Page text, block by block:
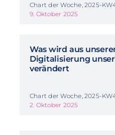
Chart der Woche, 2025-
9. Oktober 2025
Was wird aus
Digitalisierung
verändert
Chart der Woche, 2025-
2. Oktober 2025